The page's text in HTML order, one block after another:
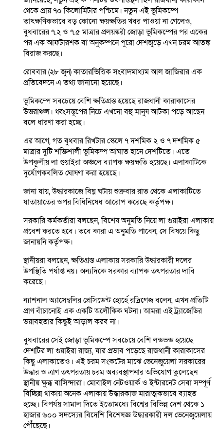
থেকে প্রায় ৭০ কিলোমিটার পশ্চিমে। নতুন এই ভূমিকম্পে
তাৎক্ষণিকভাবে বড় কোনো ক্ষয়ক্ষতির খবর পাওয়া না গেলেও,
বুধবারের ৭.২ ও ৭.৫ মাত্রার প্রলয়ঙ্করী জোড়া ভূমিকম্পের পর একের
পর এক আফটারশক বা অনুকম্পনে পুরো দেশজুড়ে এখন চরম আতঙ্ক
বিরাজ করছে।
রোববার (২৮ জুন) কাতারভিত্তিক সংবাদমাধ্যম আল জাজিরার এক
প্রতিবেদনে এ তথ্য জানানো হয়েছে।
ভূমিকম্পে সবচেয়ে বেশি ক্ষতিগ্রস্ত হয়েছে রাজধানী কারাকাসের
উত্তরাঞ্চল। ধ্বংসস্তূপের নিচে এখনো বহু মানুষ আটকা পড়ে আছেন
বলে ধারণা করা হচ্ছে।
এর আগে, গত বুধবার রিখটার স্কেলে ৭ দশমিক ২ ও ৭ দশমিক ৫
মাত্রার দুটি শক্তিশালী ভূমিকম্প আঘাত হানে দেশটিতে। এতে
উপকূলীয় লা গুয়াইরা অঞ্চলে ব্যাপক ক্ষয়ক্ষতি হয়েছে। এলাকাটিকে
দুর্যোগকবলিত ঘোষণা করা হয়েছে।
জানা যায়, উদ্ধারকাজে বিঘ্ন ঘটায় শুক্রবার রাত থেকে এলাকাটিতে
যাতায়াতের ওপর বিধিনিষেধ আরোপ করেছে কর্তৃপক্ষ।
সরকারি কর্মকর্তারা বলছেন, বিশেষ অনুমতি নিয়ে লা গুয়াইরা এলাকায়
প্রবেশ করতে হবে। তবে কারা এ অনুমতি পাবেন, সে বিষয়ে কিছু
জানায়নি কর্তৃপক্ষ।
স্থানীয়রা বলছেন, ক্ষতিগ্রস্ত এলাকায় সরকারি উদ্ধারকারী দলের
উপস্থিতি পর্যাপ্ত নয়। অন্যদিকে সরকার ব্যাপক তৎপরতার দাবি
করেছে।
ন্যাশনাল অ্যাসেম্বলির প্রেসিডেন্ট হোর্হে রদ্রিগেজ বলেন, এখন প্রতিটি
প্রাণ বাঁচানোই এক একটি অলৌকিক ঘটনা। আমরা এই ট্র্যাজেডির
ভয়াবহতার কিছুই আড়াল করব না।
বুধবারের সেই জোড়া ভূমিকম্পে সবচেয়ে বেশি লন্ডভন্ড হয়েছে
দেশটির লা গুয়াইরা রাজ্য, যার প্রভাব পড়েছে রাজধানী কারাকাসের
কিছু এলাকাতেও। এই চরম সংকটের মাঝে ভেনেজুয়েলা সরকারের
উদ্ধার ও ত্রাণ তৎপরতায় চরম অব্যবস্থাপনার অভিযোগ তুলেছেন
স্থানীয় ক্ষুব্ধ বাসিন্দারা। মোবাইল নেটওয়ার্ক ও ইন্টারনেট সেবা সম্পূর্ণ
বিচ্ছিন্ন থাকায় অনেক এলাকায় উদ্ধারকাজ মারাত্মকভাবে ব্যাহত
হচ্ছে। বিপর্যয় সামাল দিতে ইতোমধ্যে বিশ্বের বিভিন্ন দেশ থেকে ১
হাজার ৬০০ সদস্যের বিদেশি বিশেষজ্ঞ উদ্ধারকারী দল ভেনেজুয়েলায়
পৌঁছেছে।